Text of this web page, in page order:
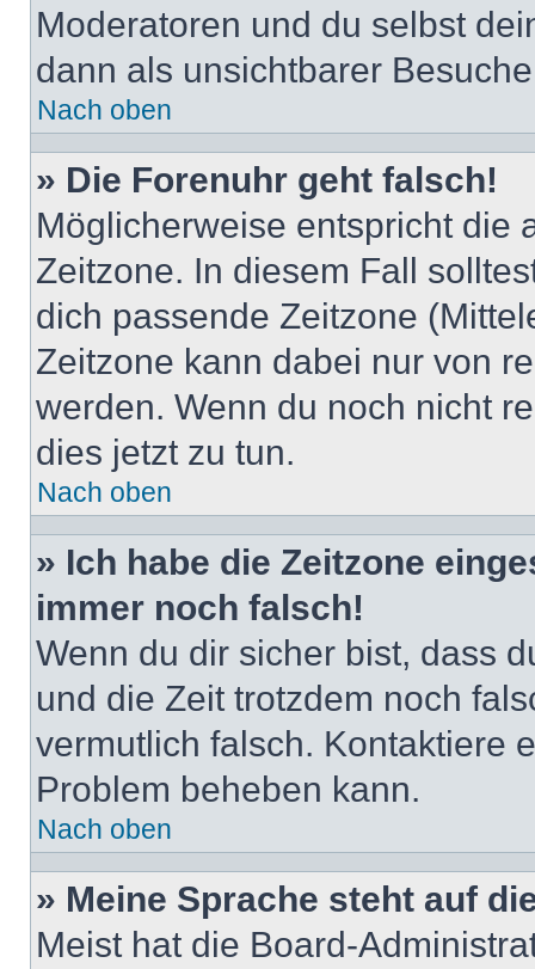
Moderatoren und du selbst
dann als unsichtbarer
Nach oben
» Die Forenuhr geht falsch!
Möglicherweise entspricht die
Zeitzone. In diesem Fall
dich passende Zeitzone
Zeitzone kann dabei nur von
werden. Wenn du noch nicht
dies jetzt zu tun.
Nach oben
» Ich habe die Zeitzone
immer noch falsch!
Wenn du dir sicher bist, dass
und die Zeit trotzdem noch
vermutlich falsch. Kontaktiere
Problem beheben kann.
Nach oben
» Meine Sprache steht auf
Meist hat die Board-